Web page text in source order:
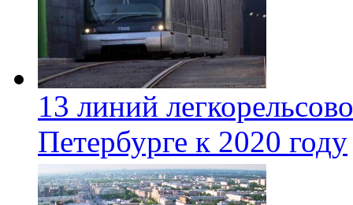
13 линий
Петербурге к 2020 году